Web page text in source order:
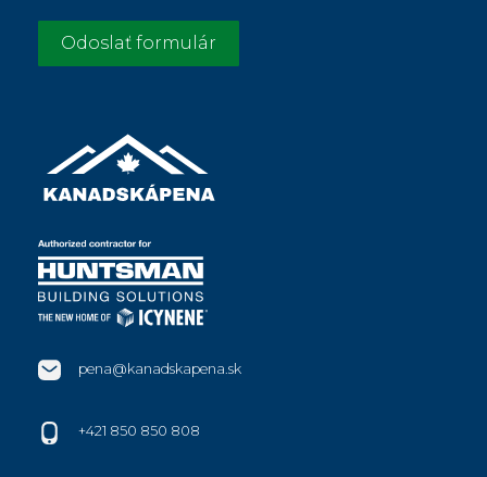
Odoslať formulár
pena@kanadskapena.sk
+421 850 850 808